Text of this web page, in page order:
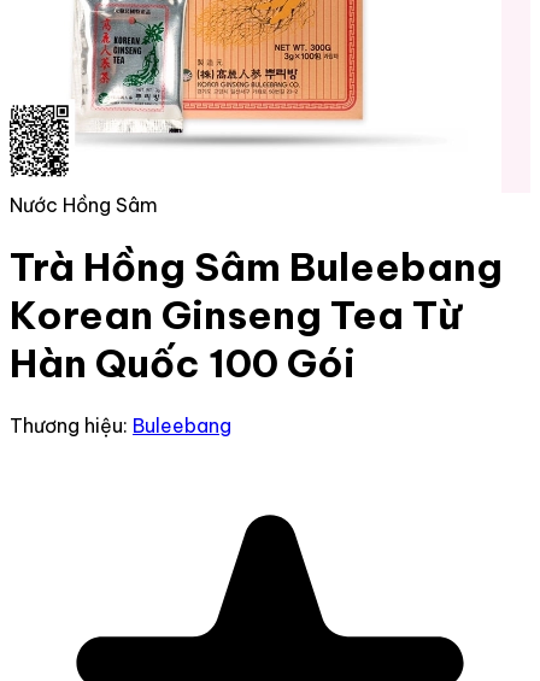
Nước Hồng Sâm
Trà Hồng Sâm Buleebang
Korean Ginseng Tea Từ
Hàn Quốc 100 Gói
Thương hiệu: Buleebang